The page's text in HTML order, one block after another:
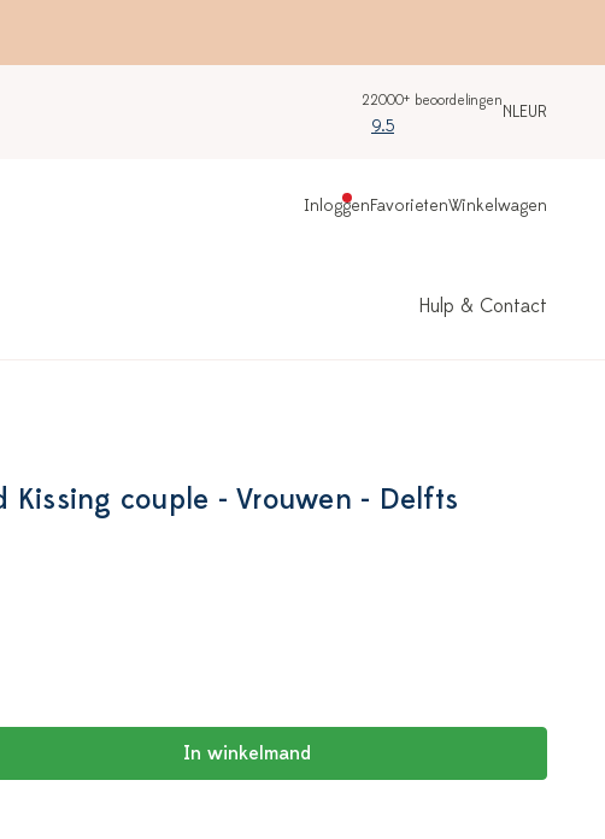
22000+ beoordelingen
9.5
NLEUR
InloggenFavorietenWinkelwagen
Hulp & Contact
Kissing couple - Vrouwen - Delfts
In winkelmand